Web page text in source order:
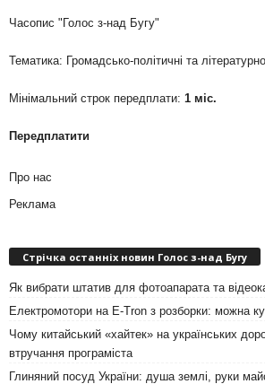
Часопис "Голос з-над Бугу"
Тематика: Громадсько-політичні та
Мінімальний строк передплати: 1 міс.
Передплатити
Про нас
Реклама
Стрічка останніх новин Голос з-над Бугу
Як вибрати штатив для фотоапарата та
Електромотори на E-Tron з розборки: можна
Чому китайський «хайтек» на українських
втручання програміста
Глиняний посуд України: душа землі, руки